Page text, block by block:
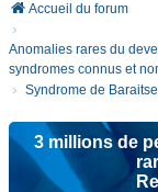
Accueil du forum
Anomalies rares du
syndromes connus et
Syndrome de
3 millions de